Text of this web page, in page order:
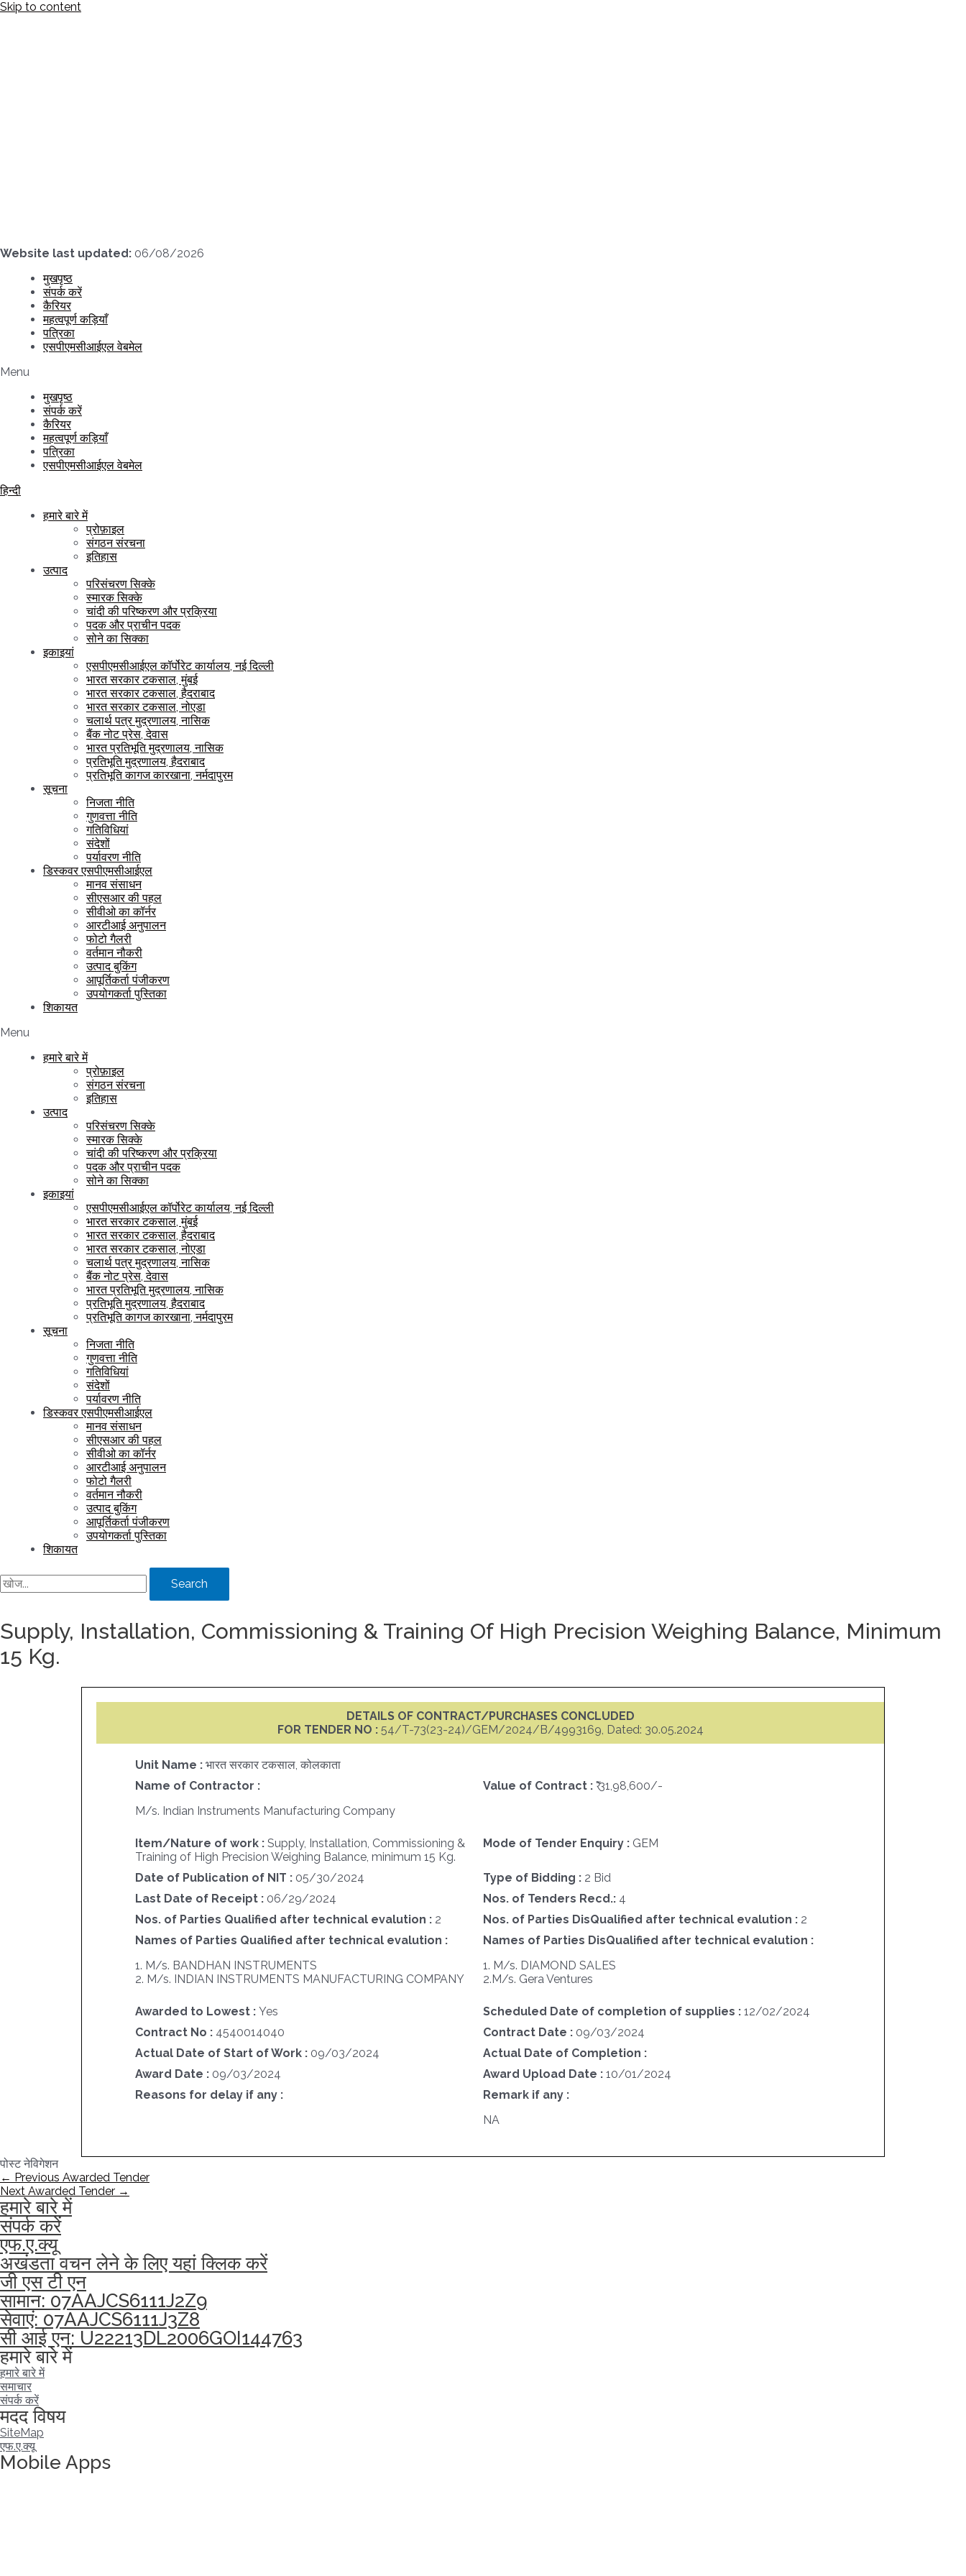
Skip to content
Website last updated: 06/08/2026
मुखपृष्ठ
संपर्क करें
कैरियर
महत्वपूर्ण कड़ियाँ
पत्रिका
एसपीएमसीआईएल वेबमेल
Menu
मुखपृष्ठ
संपर्क करें
कैरियर
महत्वपूर्ण कड़ियाँ
पत्रिका
एसपीएमसीआईएल वेबमेल
हिन्दी
हमारे बारे में
प्रोफ़ाइल
संगठन संरचना
इतिहास
उत्पाद
परिसंचरण सिक्के
स्मारक सिक्के
चांदी की परिष्करण और प्रक्रिया
पदक और प्राचीन पदक
सोने का सिक्का
इकाइयां
एसपीएमसीआईएल कॉर्पोरेट कार्यालय, नई दिल्ली
भारत सरकार टकसाल, मुंबई
भारत सरकार टकसाल, हैदराबाद
भारत सरकार टकसाल, नोएडा
चलार्थ पत्र मुद्रणालय, नासिक
बैंक नोट प्रेस, देवास
भारत प्रतिभूति मुद्रणालय, नासिक
प्रतिभूति मुद्रणालय, हैदराबाद
प्रतिभूति कागज कारखाना, नर्मदापुरम
सूचना
निजता नीति
गुणवत्ता नीति
गतिविधियां
संदेशों
पर्यावरण नीति
डिस्कवर एसपीएमसीआईएल
मानव संसाधन
सीएसआर की पहल
सीवीओ का कॉर्नर
आरटीआई अनुपालन
फोटो गैलरी
वर्तमान नौकरी
उत्पाद बुकिंग
आपूर्तिकर्ता पंजीकरण
उपयोगकर्ता पुस्तिका
शिकायत
Menu
हमारे बारे में
प्रोफ़ाइल
संगठन संरचना
इतिहास
उत्पाद
परिसंचरण सिक्के
स्मारक सिक्के
चांदी की परिष्करण और प्रक्रिया
पदक और प्राचीन पदक
सोने का सिक्का
इकाइयां
एसपीएमसीआईएल कॉर्पोरेट कार्यालय, नई दिल्ली
भारत सरकार टकसाल, मुंबई
भारत सरकार टकसाल, हैदराबाद
भारत सरकार टकसाल, नोएडा
चलार्थ पत्र मुद्रणालय, नासिक
बैंक नोट प्रेस, देवास
भारत प्रतिभूति मुद्रणालय, नासिक
प्रतिभूति मुद्रणालय, हैदराबाद
प्रतिभूति कागज कारखाना, नर्मदापुरम
सूचना
निजता नीति
गुणवत्ता नीति
गतिविधियां
संदेशों
पर्यावरण नीति
डिस्कवर एसपीएमसीआईएल
मानव संसाधन
सीएसआर की पहल
सीवीओ का कॉर्नर
आरटीआई अनुपालन
फोटो गैलरी
वर्तमान नौकरी
उत्पाद बुकिंग
आपूर्तिकर्ता पंजीकरण
उपयोगकर्ता पुस्तिका
शिकायत
Search
Supply, Installation, Commissioning & Training Of High Precision Weighing Balance, Minimum
15 Kg.
DETAILS OF CONTRACT/PURCHASES CONCLUDED
FOR TENDER NO : 54/T-73(23-24)/GEM/2024/B/4993169, Dated: 30.05.2024
Unit Name :भारत सरकार टकसाल, कोलकाता
Name of Contractor :
M/s. Indian Instruments Manufacturing Company
Value of Contract : ₹ 31,98,600/-
Item/Nature of work :Supply, Installation, Commissioning &
Training of High Precision Weighing Balance, minimum 15 Kg.
Mode of Tender Enquiry : GEM
Date of Publication of NIT : 05/30/2024 Type of Bidding : 2 Bid
Last Date of Receipt : 06/29/2024 Nos. of Tenders Recd.: 4
Nos. of Parties Qualified after technical evalution : 2 Nos. of Parties DisQualified after technical evalution : 2
Names of Parties Qualified after technical evalution :
1. M/s. BANDHAN INSTRUMENTS
2. M/s. INDIAN INSTRUMENTS MANUFACTURING COMPANY
Names of Parties DisQualified after technical evalution :
1. M/s. DIAMOND SALES
2.M/s. Gera Ventures
Awarded to Lowest :Yes Scheduled Date of completion of supplies : 12/02/2024
Contract No : 4540014040 Contract Date : 09/03/2024
Actual Date of Start of Work : 09/03/2024
Actual Date of Completion :
Award Date : 09/03/2024 Award Upload Date : 10/01/2024
Reasons for delay if any :
Remark if any :
NA
पोस्ट नेविगेशन
← Previous Awarded Tender
Next Awarded Tender →
हमारे बारे में
संपर्क करें
एफ.ए.क्यू
अखंडता वचन लेने के लिए यहां क्लिक करें
जी एस टी एन
सामान: 07AAJCS6111J2Z9
सेवाएं: 07AAJCS6111J3Z8
सी आई एन: U22213DL2006GOI144763
हमारे बारे में
हमारे बारे में
समाचार
संपर्क करें
मदद विषय
SiteMap
एफ.ए.क्यू
Mobile Apps